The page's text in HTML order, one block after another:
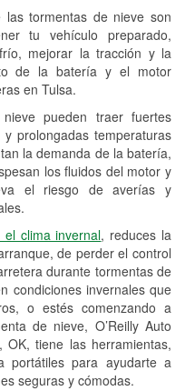
tormentas de nieve son
tu vehículo preparado,
mejorar la tracción y la
de la batería y el motor
en Tulsa.
pueden traer fuertes
prolongadas temperaturas
la demanda de la batería,
los fluidos del motor y
el riesgo de averías y
clima invernal, reduces la
de perder el control
durante tormentas de
condiciones invernales que
o estés comenzando a
de nieve, O’Reilly Auto
tiene las herramientas,
portátiles para ayudarte a
seguras y cómodas.
y aceite
de faros
de
y discos de